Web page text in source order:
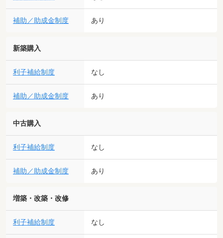
補助／助成金制度 あり
新築購入
利子補給制度 なし
補助／助成金制度 あり
中古購入
利子補給制度 なし
補助／助成金制度 あり
増築・改築・改修
利子補給制度 なし